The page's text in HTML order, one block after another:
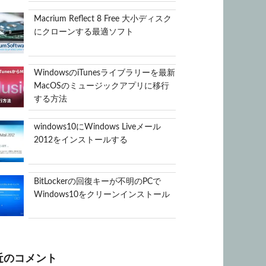
Macrium Reflect 8 Free 大小ディスク
にクローンする最適ソフト
WindowsのiTunesライブラリーを最新
MacOSのミュージックアプリに移行
する方法
windows10にWindows Liveメール
2012をインストールする
BitLockerの回復キーが不明のPCで
Windows10をクリーンインストール
のコメント